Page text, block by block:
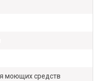
моющих средств